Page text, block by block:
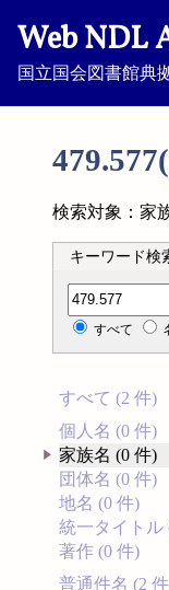
Web NDL
国立国会図書館典
検索対象：家
キーワード検
分類記号検索
すべて
すべて (2 件)
個人名 (0 件)
家族名 (0 件)
団体名 (0 件)
地名 (0 件)
統一タイトル
著作 (0 件)
普通件名 (2